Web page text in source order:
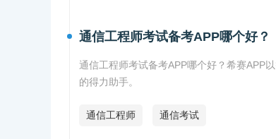
通信工程师考试备考APP哪个好？
通信工程师考试备考APP哪个好？希赛APP
的得力助手。
通信工程师 通信考试